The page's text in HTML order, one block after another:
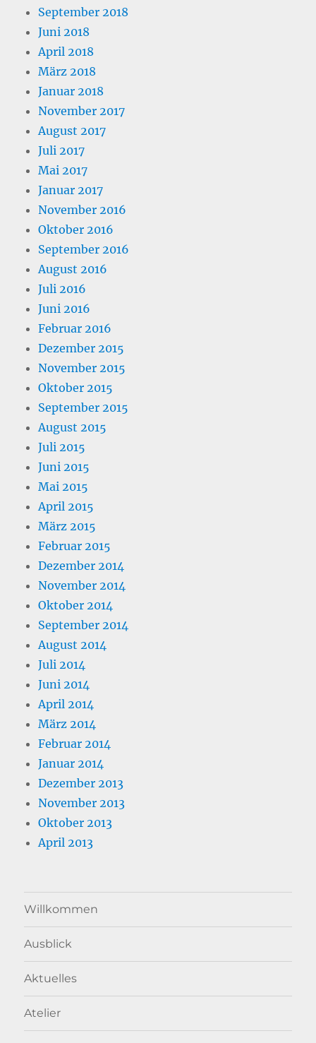
September 2018
Juni 2018
April 2018
März 2018
Januar 2018
November 2017
August 2017
Juli 2017
Mai 2017
Januar 2017
November 2016
Oktober 2016
September 2016
August 2016
Juli 2016
Juni 2016
Februar 2016
Dezember 2015
November 2015
Oktober 2015
September 2015
August 2015
Juli 2015
Juni 2015
Mai 2015
April 2015
März 2015
Februar 2015
Dezember 2014
November 2014
Oktober 2014
September 2014
August 2014
Juli 2014
Juni 2014
April 2014
März 2014
Februar 2014
Januar 2014
Dezember 2013
November 2013
Oktober 2013
April 2013
Willkommen
Ausblick
Aktuelles
Atelier